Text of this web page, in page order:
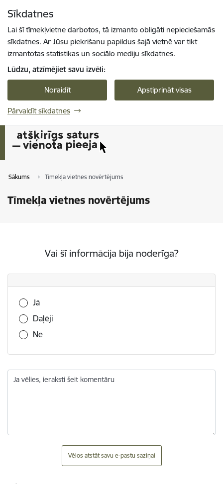
Sīkdatnes
Lai šī tīmekļvietne darbotos, tā izmanto obligāti nepieciešamās
sīkdatnes. Ar Jūsu piekrišanu papildus šajā vietnē var tikt
izmantotas statistikas un sociālo mediju sīkdatnes.
Lūdzu, atzīmējiet savu izvēli:
Noraidīt Apstiprināt visas
Pārvaldīt sīkdatnes
Sākums Tīmekļa vietnes novērtējums
Tīmekļa vietnes novērtējums
Vai šī informācija bija noderīga?
Vai šī informācija bija noderīga?
Jā
Daļēji
Nē
Ja vēlies, ieraksti šeit komentāru
Vēlos atstāt savu e-pastu saziņai